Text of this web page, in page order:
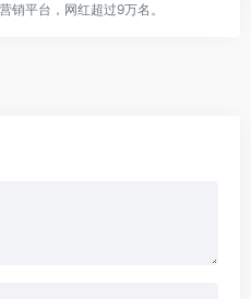
销平台，网红超过9万名。